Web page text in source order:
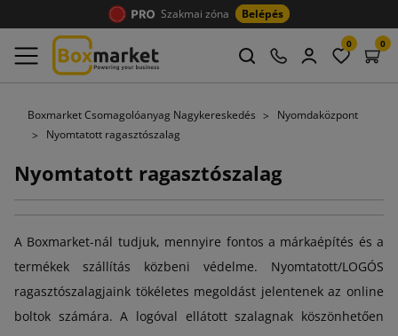
Szakmai zóna Belépés
0 0
Boxmarket Csomagolóanyag Nagykereskedés
Nyomdaközpont
Nyomtatott ragasztószalag
Nyomtatott ragasztószalag
A Boxmarket-nál tudjuk, mennyire fontos a márkaépítés és a
termékek szállítás közbeni védelme. Nyomtatott/LOGÓS
ragasztószalagjaink tökéletes megoldást jelentenek az online
boltok számára. A logóval ellátott szalagnak köszönhetően